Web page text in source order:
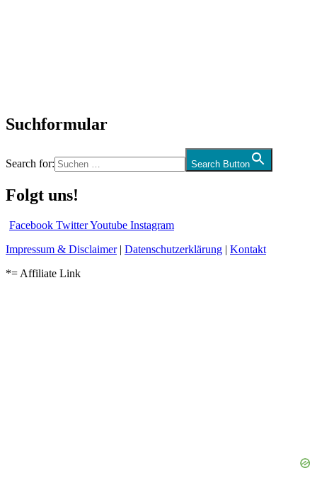
Suchformular
Search for: Search Button
Folgt uns!
Facebook TwitterYoutube Instagram
Impressum & Disclaimer| Datenschutzerklärung | Kontakt
*= Affiliate Link